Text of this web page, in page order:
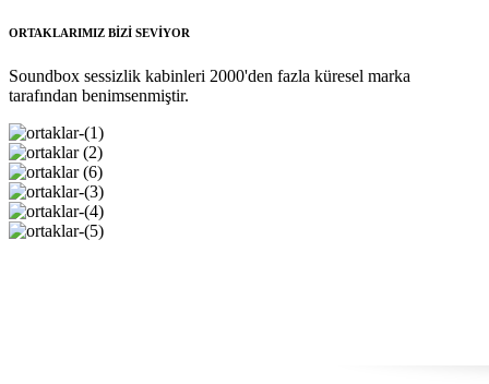
ORTAKLARIMIZ BİZİ SEVİYOR
Soundbox sessizlik kabinleri 2000'den fazla küresel marka
tarafından benimsenmiştir.